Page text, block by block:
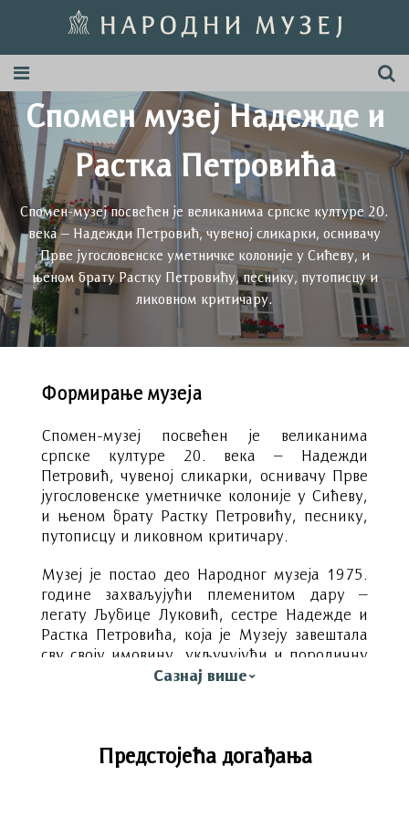
Спомен музеј Надежде и
Растка Петровића
Cпомен-музеј посвећен је великанима српске културе 20.
века – Надежди Петровић, чувеној сликарки, оснивачу
Прве југословенске уметничке колоније у Сићеву, и
њеном брату Растку Петровићу, песнику, путописцу и
ликовном критичару.
Формирање музеја
Cпомен-музеј посвећен је великанима
српске културе 20. века – Надежди
Петровић, чувеној сликарки, оснивачу Прве
југословенске уметничке колоније у Сићеву,
и њеном брату Растку Петровићу, песнику,
путописцу и ликовном критичару.
Музеј је постао део Народног музеја 1975.
године захваљујући племенитом дару –
легату Љубице Луковић, сестре Надежде и
Растка Петровића, која је Музеју завештала
сву своју имовину, укључујући и породичну
кућу у којој је Спомен-музеј отворен. Осим
дела домаћих и страних уметника, као и
Сазнај више
Предстојећа догађања